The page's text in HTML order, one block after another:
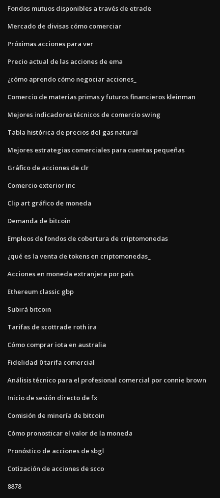
Fondos mutuos disponibles a través de etrade
Mercado de divisas cómo comerciar
Próximas acciones para ver
Precio actual de las acciones de ema
¿cómo aprendo cómo negociar acciones_
Comercio de materias primas y futuros financieros kleinman
Mejores indicadores técnicos de comercio swing
Tabla histórica de precios del gas natural
Mejores estrategias comerciales para cuentas pequeñas
Gráfico de acciones de clr
Comercio exterior inc
Clip art gráfico de moneda
Demanda de bitcoin
Empleos de fondos de cobertura de criptomonedas
¿qué es la venta de tokens en criptomonedas_
Acciones en moneda extranjera por país
Ethereum classic gbp
Subirá bitcoin
Tarifas de scottrade roth ira
Cómo comprar iota en australia
Fidelidad 0 tarifa comercial
Análisis técnico para el profesional comercial por connie brown
Inicio de sesión directo de fx
Comisión de minería de bitcoin
Cómo pronosticar el valor de la moneda
Pronóstico de acciones de sbgl
Cotización de acciones de scco
8878